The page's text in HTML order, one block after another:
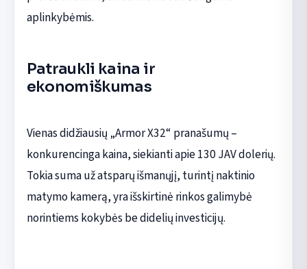
aplinkybėmis.
Patraukli kaina ir
ekonomiškumas
Vienas didžiausių „Armor X32“ pranašumų –
konkurencinga kaina, siekianti apie 130 JAV dolerių.
Tokia suma už atsparų išmanųjį, turintį naktinio
matymo kamerą, yra išskirtinė rinkos galimybė
norintiems kokybės be didelių investicijų.